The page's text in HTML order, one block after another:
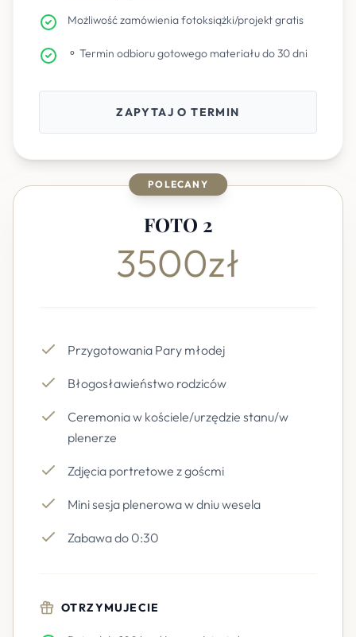
Możliwość zamówienia fotoksiążki/projekt gratis
⚬ Termin odbioru gotowego materiału do 30 dni
ZAPYTAJ O TERMIN
POLECANY
FOTO 2
3500zł
Przygotowania Pary młodej
Błogosławieństwo rodziców
Ceremonia w kościele/urzędzie stanu/w
plenerze
Zdjęcia portretowe z goścmi
Mini sesja plenerowa w dniu wesela
Zabawa do 0:30
OTRZYMUJECIE